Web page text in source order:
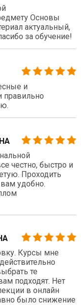
Основы
актуальный,
за обучение!
и
правильно
честно, быстро и
Проходить
удобно.
Курсы мне
те
подходят. Нет
в онлайн
было снижение